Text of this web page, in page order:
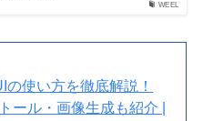
WEEL
使い方を徹底解説！
ール・画像生成も紹介 |